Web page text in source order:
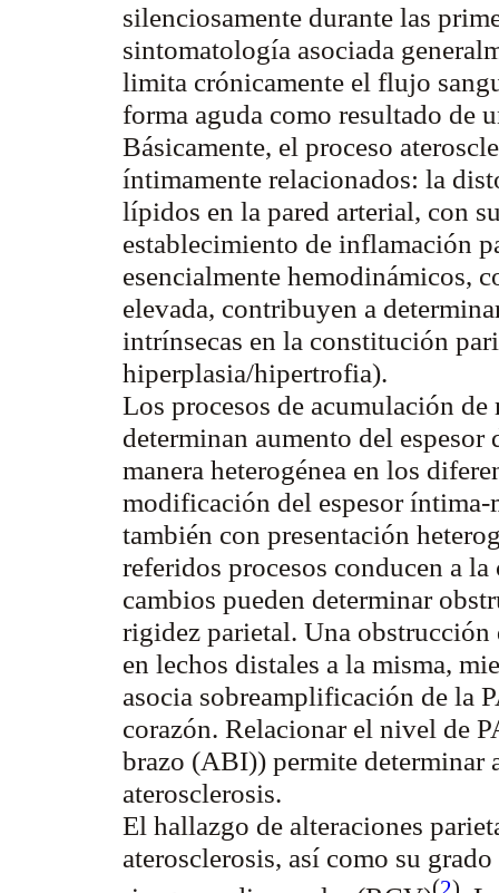
silenciosamente durante las
sintomatología asociada
limita crónicamente el flujo
forma aguda como resultado de
Básicamente, el proceso
íntimamente relacionados: la
lípidos en la pared arterial, con
establecimiento de inflamación
esencialmente hemodinámicos,
elevada, contribuyen a
intrínsecas en la constitución
hiperplasia/hipertrofia).
Los procesos de acumulación
determinan aumento del espesor
manera heterogénea en los
modificación del espesor
también con presentación
referidos procesos conducen a
cambios pueden determinar
rigidez parietal. Una obstrucción
en lechos distales a la misma,
asocia sobreamplificación de la
corazón. Relacionar el nivel de
brazo (ABI)) permite determinar
aterosclerosis.
El hallazgo de alteraciones
aterosclerosis, así como su